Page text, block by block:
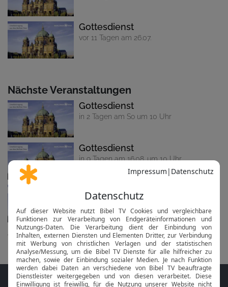
Gottesdienst
vor 11 Tagen am 26.07.
Nächste Veranstaltungen
Gottesdienst
in 2 Tagen am So um 10 Uhr
Gottesdienst
in 9 Tagen am 16.08. um 10 Uhr
Gottesdienst
in 16 Tagen am 23.08. um 10 Uhr
alle anzeigen...
Folge MeinGottesdienst.com auf den